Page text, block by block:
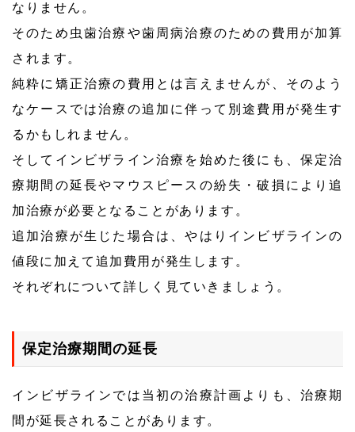
なりません。
そのため虫歯治療や歯周病治療のための費用が加算
されます。
純粋に矯正治療の費用とは言えませんが、そのよう
なケースでは治療の追加に伴って別途費用が発生す
るかもしれません。
そしてインビザライン治療を始めた後にも、保定治
療期間の延長やマウスピースの紛失・破損により追
加治療が必要となることがあります。
追加治療が生じた場合は、やはりインビザラインの
値段に加えて追加費用が発生します。
それぞれについて詳しく見ていきましょう。
保定治療期間の延長
インビザラインでは当初の治療計画よりも、治療期
間が延長されることがあります。